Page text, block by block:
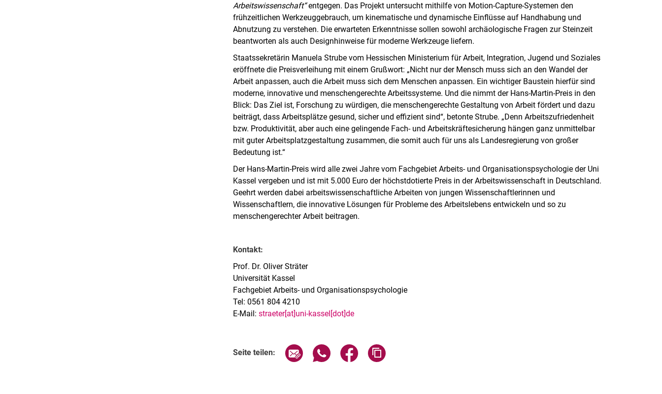
Arbeitswissenschaft“entgegen. Das Projekt untersucht mithilfe von Motion-Capture-Systemen den
frühzeitlichen Werkzeuggebrauch, um kinematische und dynamische Einflüsse auf Handhabung und
Abnutzung zu verstehen. Die erwarteten Erkenntnisse sollen sowohl archäologische Fragen zur Steinzeit
beantworten als auch Designhinweise für moderne Werkzeuge liefern.
Staatssekretärin Manuela Strube vom Hessischen Ministerium für Arbeit, Integration, Jugend und Soziales
eröffnete die Preisverleihung mit einem Grußwort: „Nicht nur der Mensch muss sich an den Wandel der
Arbeit anpassen, auch die Arbeit muss sich dem Menschen anpassen. Ein wichtiger Baustein hierfür sind
moderne, innovative und menschengerechte Arbeitssysteme. Und die nimmt der Hans-Martin-Preis in den
Blick: Das Ziel ist, Forschung zu würdigen, die menschengerechte Gestaltung von Arbeit fördert und dazu
beiträgt, dass Arbeitsplätze gesund, sicher und effizient sind“, betonte Strube. „Denn Arbeitszufriedenheit
bzw. Produktivität, aber auch eine gelingende Fach- und Arbeitskräftesicherung hängen ganz unmittelbar
mit guter Arbeitsplatzgestaltung zusammen, die somit auch für uns als Landesregierung von großer
Bedeutung ist.“
Der Hans-Martin-Preis wird alle zwei Jahre vom Fachgebiet Arbeits- und Organisationspsychologie der Uni
Kassel vergeben und ist mit 5.000 Euro der höchstdotierte Preis in der Arbeitswissenschaft in Deutschland.
Geehrt werden dabei arbeitswissenschaftliche Arbeiten von jungen Wissenschaftlerinnen und
Wissenschaftlern, die innovative Lösungen für Probleme des Arbeitslebens entwickeln und so zu
menschengerechter Arbeit beitragen.
Kontakt:
Prof. Dr. Oliver Sträter
Universität Kassel
Fachgebiet Arbeits- und Organisationspsychologie
Tel: 0561 804 4210
E-Mail:straeter[at]uni-kassel[dot]de
Seite teilen: Seite über E-Mail teilen
Seite über WhatsApp teilen (externer Link, öffnet neues Fenster)
Seite über Facebook teilen (externer Link, öffnet neues Fenster)